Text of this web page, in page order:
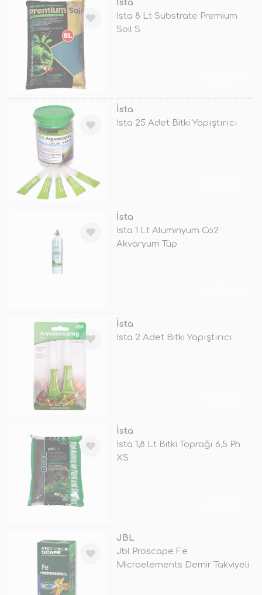
İsta
Ista 8 Lt Substrate Premium
Soil S
İsta
Ista 25 Adet Bitki Yapıştırıcı
İsta
Ista 1 Lt Alüminyum Co2
Akvaryum Tüp
İsta
Ista 2 Adet Bitki Yapıştırıcı
İsta
Ista 1,8 Lt Bitki Toprağı 6,5 Ph
XS
JBL
Jbl Proscape Fe
Microelements Demir Takviyeli